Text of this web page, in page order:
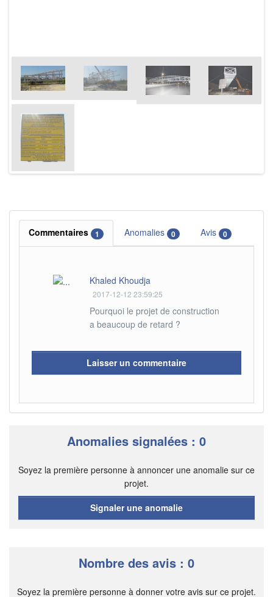
Commentaires 1 Anomalies 0 Avis 0
Khaled Khoudja
2017-12-12 23:59:25
Pourquoi le projet de construction
a beaucoup de retard ?
Laisser un commentaire
Anomalies signalées : 0
Soyez la première personne à annoncer une anomalie sur ce
projet.
Signaler une anomalie
Nombre des avis : 0
Soyez la première personne à donner votre avis sur ce projet.